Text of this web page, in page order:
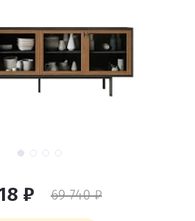
₽ 69 740 ₽